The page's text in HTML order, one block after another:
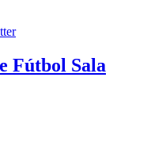
Fútbol Sala